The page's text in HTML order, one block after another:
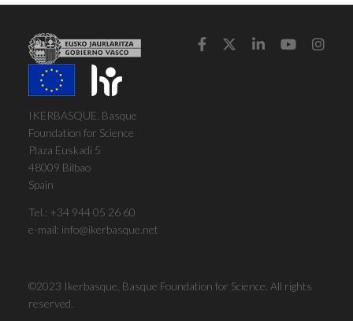
IKERBASQUE. Basque
Foundation for Science
Plaza Euskadi 5
48009 Bilbao
Spain
Tel.: +34 944 05 26 60
e-mail: info@ikerbasque.net
    
©2023 Ikerbasque, Basque Foundation for Science. All rights
reserved.